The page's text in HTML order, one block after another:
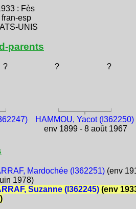
: Fès
esp
UNIS
parents
? ? ?
HAMMOU, Yacot (I362250)
env 1899 - 8 août 1967
Mardochée (I362251)(env
1978)
Suzanne (I362245)(env